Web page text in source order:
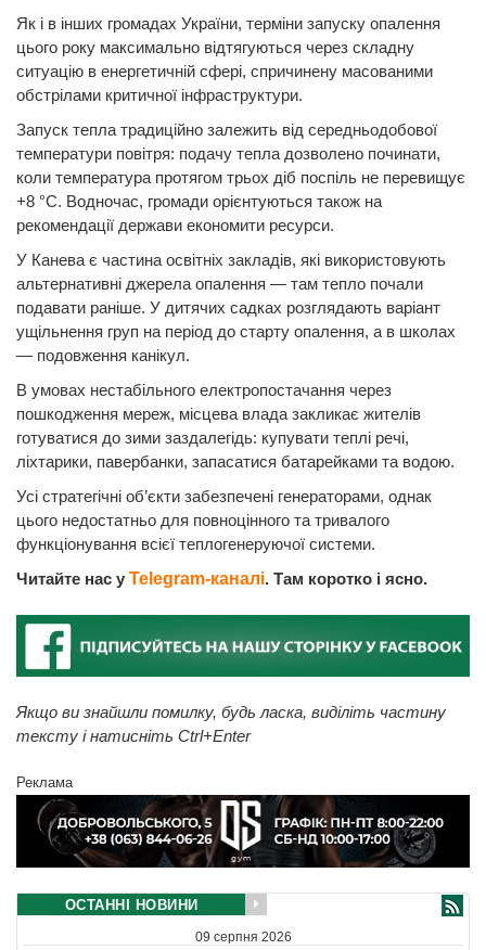
Як і в інших громадах України, терміни запуску опалення
цього року максимально відтягуються через складну
ситуацію в енергетичній сфері, спричинену масованими
обстрілами критичної інфраструктури.
Запуск тепла традиційно залежить від середньодобової
температури повітря: подачу тепла дозволено починати,
коли температура протягом трьох діб поспіль не перевищує
+8 °C. Водночас, громади орієнтуються також на
рекомендації держави економити ресурси.
У Канева є частина освітніх закладів, які використовують
альтернативні джерела опалення — там тепло почали
подавати раніше. У дитячих садках розглядають варіант
ущільнення груп на період до старту опалення, а в школах
— подовження канікул.
В умовах нестабільного електропостачання через
пошкодження мереж, місцева влада закликає жителів
готуватися до зими заздалегідь: купувати теплі речі,
ліхтарики, павербанки, запасатися батарейками та водою.
Усі стратегічні об’єкти забезпечені генераторами, однак
цього недостатньо для повноцінного та тривалого
функціонування всієї теплогенеруючої системи.
Читайте нас у Telegram-каналі. Там коротко і ясно.
Якщо ви знайшли помилку, будь ласка, виділіть частину
тексту і натисніть Ctrl+Enter
Реклама
ОСТАННІ НОВИНИ
09 серпня 2026